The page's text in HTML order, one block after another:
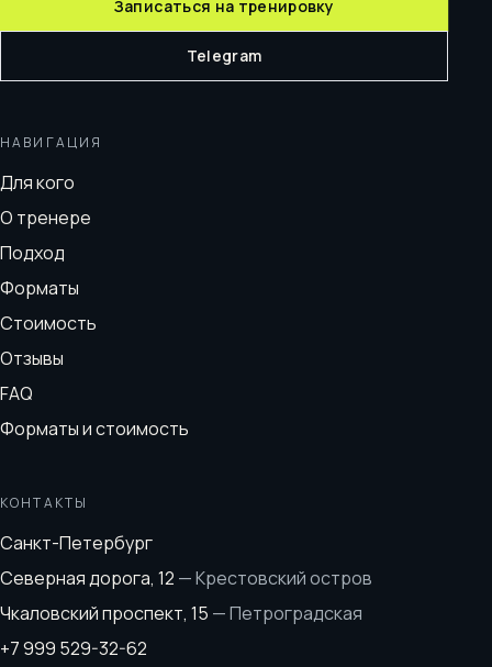
Записаться на тренировку
Telegram
НАВИГАЦИЯ
Для кого
О тренере
Подход
Форматы
Стоимость
Отзывы
FAQ
Форматы и стоимость
КОНТАКТЫ
Санкт-Петербург
Северная дорога, 12 —Крестовский остров
Чкаловский проспект, 15 —Петроградская
+7 999 529-32-62